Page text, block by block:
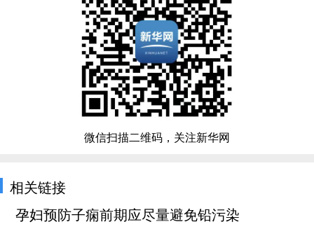
微信扫描二维码，关注新华网
相关链接
孕妇预防子痫前期应尽量避免铅污染